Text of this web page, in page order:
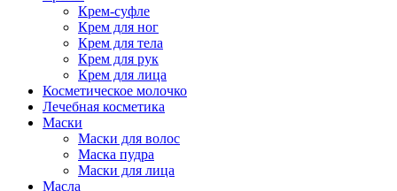
Крем-суфле
Крем для ног
Крем для тела
Крем для рук
Крем для лица
Косметическое молочко
Лечебная косметика
Маски
Маски для волос
Маска пудра
Маски для лица
Масла